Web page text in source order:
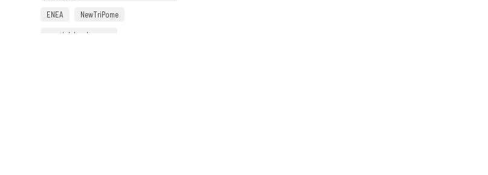
ENEA NewTriPome
scarti del melograno